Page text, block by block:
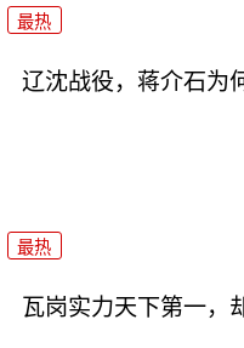
最热
辽沈战役，蒋介石为
最热
瓦岗实力天下第一，